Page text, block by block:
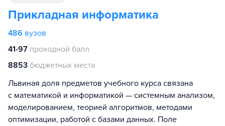
Прикладная информатика
486 вузов
41-97 проходной балл
8853 бюджетных места
Львиная доля предметов учебного курса связана
с математикой и информатикой — системным анализом,
моделированием, теорией алгоритмов, методами
оптимизации, работой с базами данных. Поле